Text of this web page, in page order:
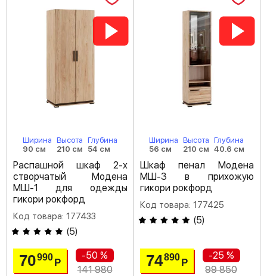
Ширина
90 см
Высота
210 см
Глубина
54 см
Распашной шкаф 2-х
створчатый Модена
МШ-1 для одежды
гикори рокфорд
Код товара: 177433
(5)
70990Р
-50 %
141 980
Ширина
56 см
Высота
210 см
Глубина
40.6 см
Шкаф пенал Модена
МШ-3 в прихожую
гикори рокфорд
Код товара: 177425
(5)
74890 Р
-25 %
99 850